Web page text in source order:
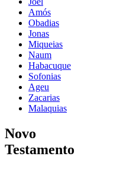
Amós
Obadias
Jonas
Miqueias
Naum
Habacuque
Sofonias
Ageu
Zacarias
Malaquias
Novo
Testamento